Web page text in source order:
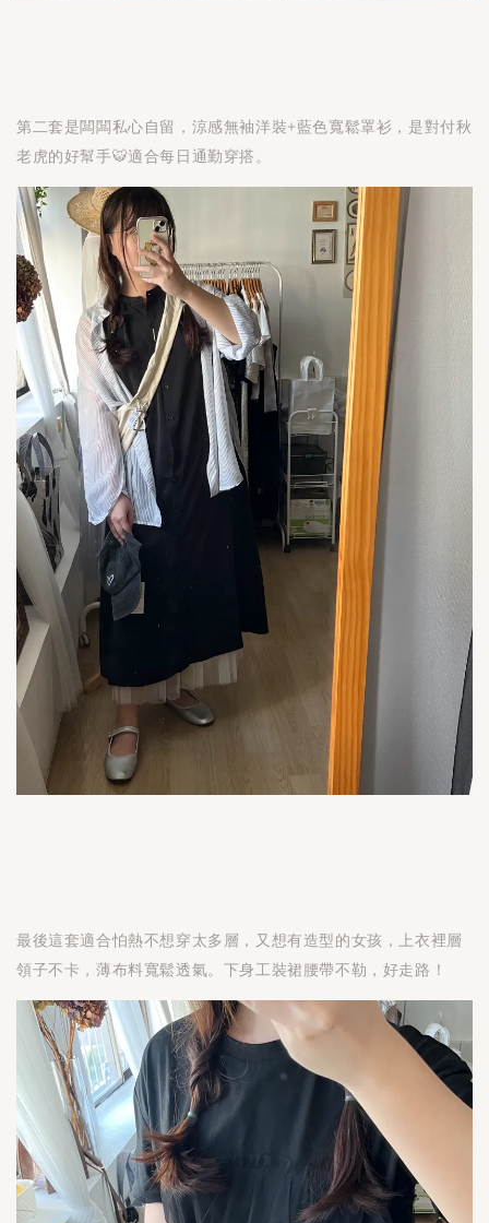
第二套是闆闆私心自留，涼感無袖洋裝+藍色寬鬆罩衫，是對付秋
老虎的好幫手🐯適合每日通勤穿搭。
最後這套適合怕熱不想穿太多層，又想有造型的女孩，上衣裡層
領子不卡，薄布料寬鬆透氣。下身工裝裙腰帶不勒，好走路！